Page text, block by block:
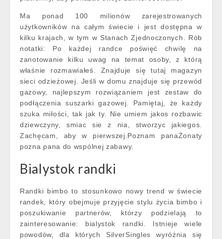
Ma ponad 100 milionów zarejestrowanych
użytkowników na całym świecie i jest dostępna w
kilku krajach, w tym w Stanach Zjednoczonych. Rób
notatki: Po każdej randce poświęć chwilę na
zanotowanie kilku uwag na temat osoby, z którą
właśnie rozmawiałeś. Znajduje się tutaj magazyn
sieci odzieżowej. Jeśli w domu znajduje się przewód
gazowy, najlepszym rozwiązaniem jest zestaw do
podłączenia suszarki gazowej. Pamiętaj, że każdy
szuka miłości, tak jak ty. Nie umiem jakos rozbawic
dziewczyny, smiac sie z nia, stworzyc jakiegos.
Zachęcam, aby w pierwszej.Poznam panaŻonaty
pozna pana do wspólnej zabawy.
Bialystok randki
Randki bimbo to stosunkowo nowy trend w świecie
randek, który obejmuje przyjęcie stylu życia bimbo i
poszukiwanie partnerów, którzy podzielają to
zainteresowanie: bialystok randki. Istnieje wiele
powodów, dla których SilverSingles wyróżnia się